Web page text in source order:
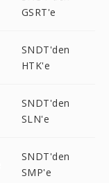
GSRT'e
SNDT'den
HTK'e
SNDT'den
SLN'e
SNDT'den
SMP'e